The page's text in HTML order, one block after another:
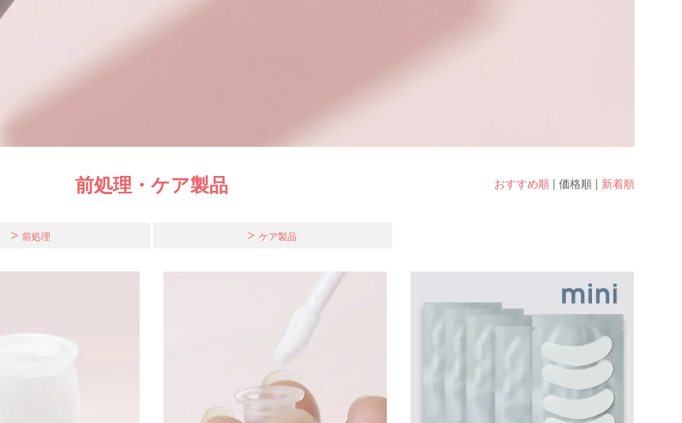
前処理・ケア製品 おすすめ順| 価格順| 新着順
前処理 ケア製品